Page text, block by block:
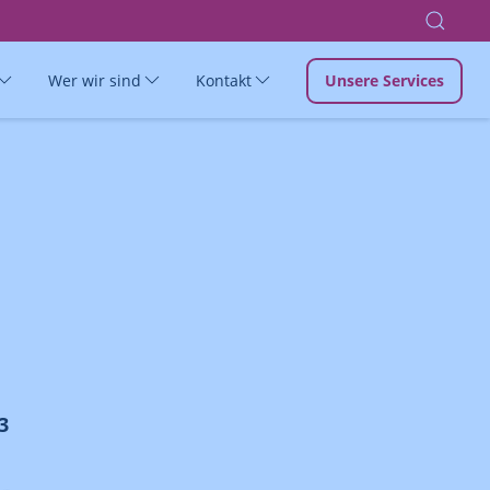
Wer wir sind Kontakt Unsere Services